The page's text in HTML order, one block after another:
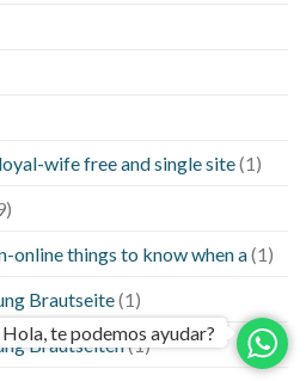
wife free and single site(1)
things to know when a(1)
Brautseite(1)
Brautseiten(1)
Hola, te podemos ayudar?